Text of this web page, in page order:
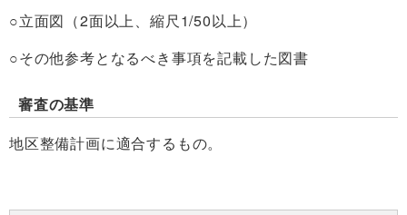
○立面図（2面以上、縮尺1/50以上）
○その他参考となるべき事項を記載した図書
審査の基準
地区整備計画に適合するもの。